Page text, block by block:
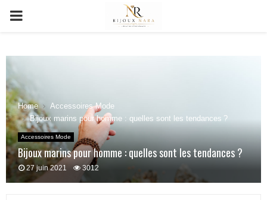
PRIMARY
Home
Accessoires Mode
Bijoux marins pour homme : quelles sont les tendances ?
Accessoires Mode
Bijoux marins pour homme : quelles sont les tendances ?
27 juin 2021 3012